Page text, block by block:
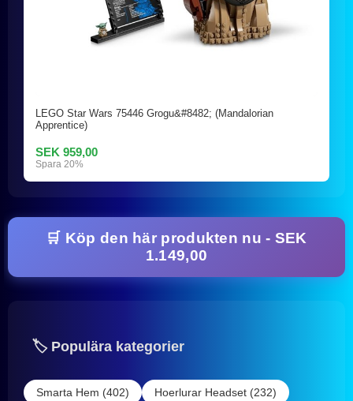
LEGO Star Wars 75446 Grogu&#8482; (Mandalorian
Apprentice)
SEK 959,00
Spara 20%
🛒 Köp den här produkten nu - SEK
1.149,00
🏷️ Populära kategorier
Smarta Hem (402)
Hoerlurar Headset (232)